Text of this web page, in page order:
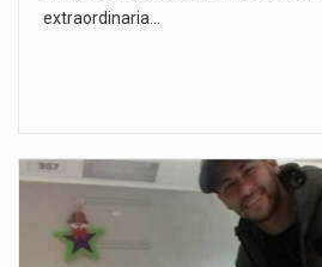
extraordinaria…